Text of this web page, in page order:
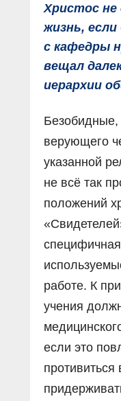
Христос не
жизнь,
с кафедры
вещал
иерархии
Безобидные,
верующего
указанной
не всё так
положений
работе. К
учения
если это